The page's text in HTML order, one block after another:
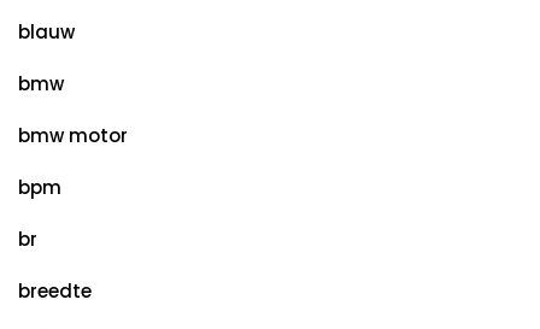
blauw
bmw
bmw motor
bpm
br
breedte